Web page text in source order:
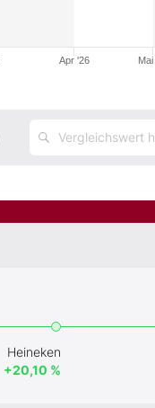
Apr '26
Heineken
+20,10 %